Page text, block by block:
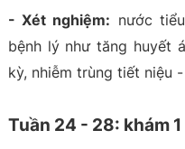
- Xét nghiệm: nước
bệnh lý như tăng huyết
kỳ, nhiễm trùng tiết niệu
Tuần 24 - 28: khám 1